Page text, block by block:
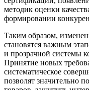
методик оценки
формировании
Таким образом,
становятся важным
и прозрачной системы
Принятие новых
систематическое
позволят значительно